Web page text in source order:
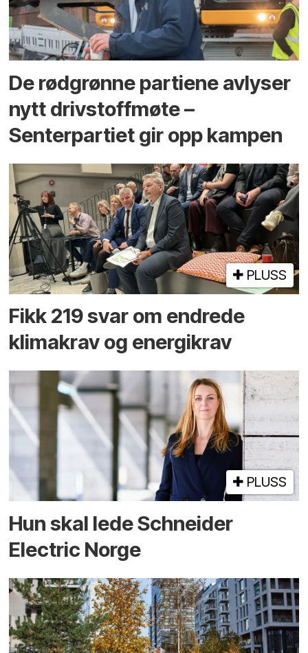
De rødgrønne partiene avlyser
nytt drivstoffmøte –
Senterpartiet gir opp kampen
PLUSS
Fikk 219 svar om endrede
klimakrav og energikrav
PLUSS
Hun skal lede Schneider
Electric Norge